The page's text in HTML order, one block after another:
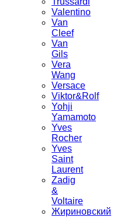
Valentino
Van
Cleef
Van
Gils
Vera
Wang
Versace
Viktor&Rolf
Yohji
Yamamoto
Yves
Rocher
Yves
Saint
Laurent
Zadig
&
Voltaire
Жириновский